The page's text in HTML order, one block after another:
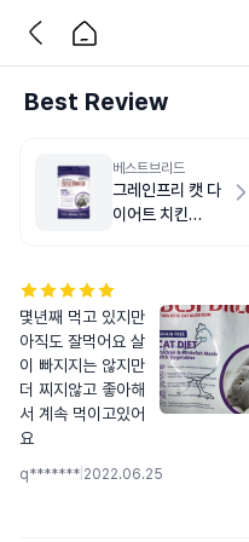
Best Review
베스트브리드
그레인프리 캣 다
이어트 치킨
몇년째 먹고 있지만
아직도 잘먹어요 살
이 빠지지는 않지만
더 찌지않고 좋아해
서 계속 먹이고있어
요
q******* 2022.06.25